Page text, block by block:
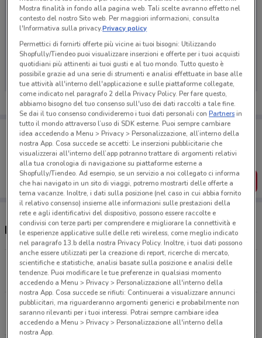
Ci dispiace, al momento non abbiamo pubblicato
volantini nella tua zona. Riprova più tardi.
Porta DoveConviene sempre con te!
Puoi trovare le migliori offerte dei negozi vicino a te,
salvarle e creare la tua lista del risparmio, comodamente
dal tuo cellulare.
SCARICA L’APP
Negozi Bahlsen a Monterotondo
Via Salaria SNC Fara In Sabina
11.5 km
CHIUSO
via della Bufalotta, 548 Roma
11.8 km
CHIUSO
Mostra finalità in fondo alla pagina web. Tali scelte avranno effetto nel
contesto del nostro Sito web. Per maggiori informazioni, consulta
l'Informativa sulla privacy.Privacy policy
Permettici di fornirti offerte più vicine ai tuoi bisogni: Utilizzando
Shopfully/Tiendeo puoi visualizzare inserzioni e offerte per i tuoi acquisti
quotidiani più attinenti ai tuoi gusti e al tuo mondo. Tutto questo è
possibile grazie ad una serie di strumenti e analisi effettuate in base alle
tue attività all'interno dell'applicazione e sulle piattaforme collegate,
come indicato nel paragrafo 2 della Privacy Policy. Per fare questo,
abbiamo bisogno del tuo consenso sull'uso dei dati raccolti a tale fine.
Se dai il tuo consenso condivideremo i tuoi dati personali conPartnersin
tutto il mondo attraverso l’uso di SDK esterne. Puoi sempre cambiare
idea accedendo a Menu > Privacy > Personalizzazione, all’interno della
nostra App. Cosa succede se accetti: Le inserzioni pubblicitarie che
visualizzerai all'interno dell’app potranno trattare di argomenti relativi
alla tua cronologia di navigazione su piattaforme esterne a
Shopfully/Tiendeo. Ad esempio, se un servizio a noi collegato ci informa
che hai navigato in un sito di viaggi, potremo mostrarti delle offerte a
tema vacanze. Inoltre, i dati sulla posizione (nel caso in cui abbia fornito
il relativo consenso) insieme alle informazioni sulle prestazioni della
rete e agli identificativi del dispositivo, possono essere raccolte e
condivisi con terze parti per comprendere e migliorare la connettività e
le esperienze applicative sulle delle reti wireless, come meglio indicato
nel paragrafo 13.b della nostra Privacy Policy. Inoltre, i tuoi dati possono
anche essere utilizzati per la creazione di report, ricerche di mercato,
scientifiche e statistiche, analisi basate sulla posizione e analisi delle
tendenze. Puoi modificare le tue preferenze in qualsiasi momento
accedendo a Menu > Privacy > Personalizzazione all'interno della
nostra App. Cosa succede se rifiuti: Continuerai a visualizzare annunci
pubblicitari, ma riguarderanno argomenti generici e probabilmente non
saranno rilevanti per i tuoi interessi. Potrai sempre cambiare idea
accedendo a Menu > Privacy > Personalizzazione all'interno della
nostra App.